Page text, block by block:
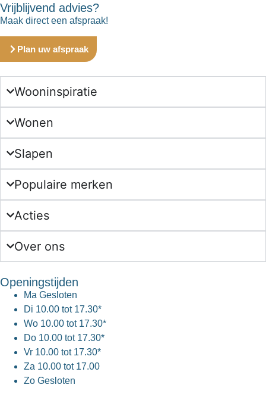
Vrijblijvend advies?
Maak direct een afspraak!
Plan uw afspraak
Wooninspiratie
Wonen
Slapen
Populaire merken
Acties
Over ons
Openingstijden
Ma Gesloten
Di 10.00 tot 17.30*
Wo 10.00 tot 17.30*
Do 10.00 tot 17.30*
Vr 10.00 tot 17.30*
Za 10.00 tot 17.00
Zo Gesloten